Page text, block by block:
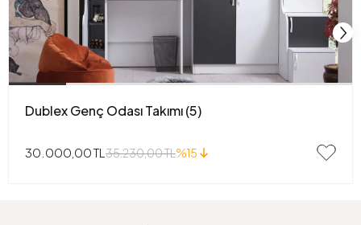
Dublex Genç Odası Takımı (5)
30.000,00 TL 35.230,00 TL%15